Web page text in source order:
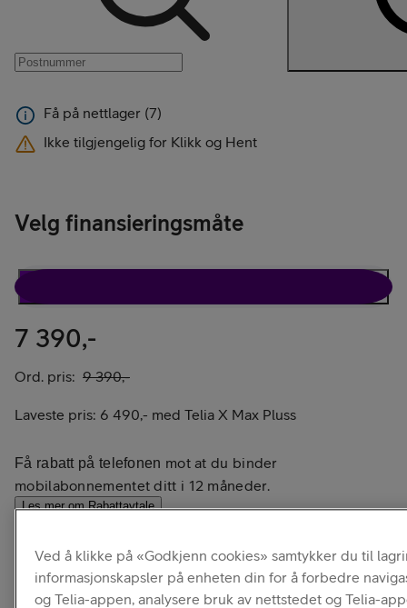
Få på nettlager (7)
Ikke tilgjengelig for Klikk og Hent
Velg finansieringsmåte
7 390,-
Ord. pris: 9 390,-
Laveste pris: 6 490,- med Telia X Max Pluss
Få rabatt på telefonen mot at du binder
mobilabonnementet ditt i 12 måneder.
Les mer om Rabattavtale
Ved å klikke på «Godkjenn cookies» samtykker du til
informasjonskapsler på enheten din for å forbedre
og Telia-appen, analysere bruk av nettstedet og Telia-